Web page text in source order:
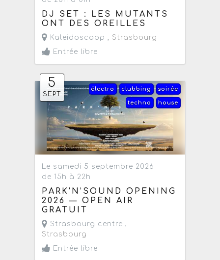
DJ SET : LES MUTANTS
ONT DES OREILLES
Kaleidoscoop , Strasbourg
Entrée libre
5
SEPT
soirée
clubbing
électro
house
techno
Le samedi 5 septembre 2026
de 15h à 22h
PARK’N’SOUND OPENING
2026 — OPEN AIR
GRATUIT
Strasbourg centre ,
Strasbourg
Entrée libre